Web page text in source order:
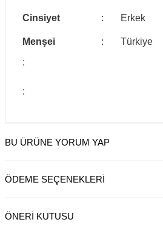
Cinsiyet : Erkek
Menşei :
Türkiye
:
:
BU ÜRÜNE YORUM YAP
ÖDEME SEÇENEKLERI
ÖNERI KUTUSU